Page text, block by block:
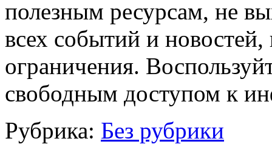
полезным ресурсам, не
всех событий и
ограничения.
свободным доступом к
Рубрика: Без рубрики